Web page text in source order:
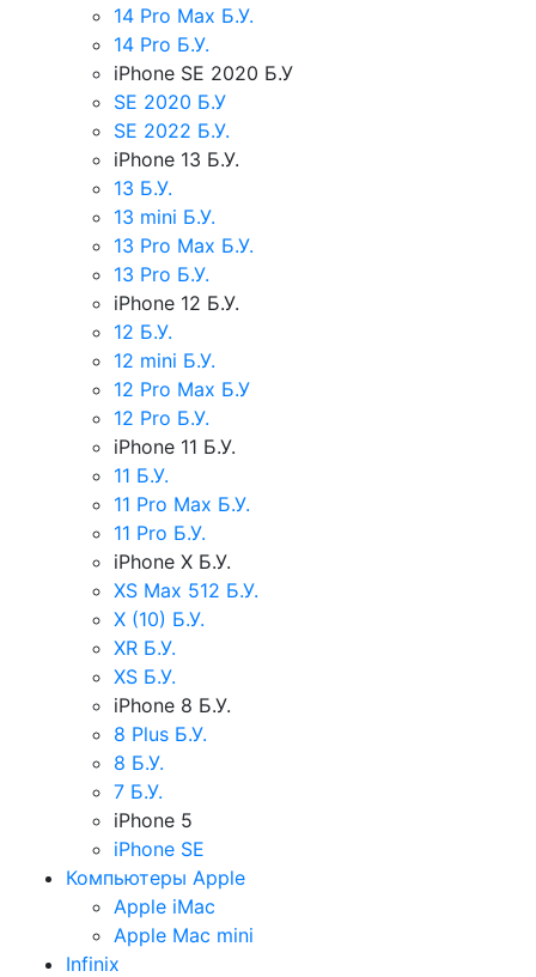
14 Pro Max Б.У.
14 Pro Б.У.
iPhone SE 2020 Б.У
SE 2020 Б.У
SE 2022 Б.У.
iPhone 13 Б.У.
13 Б.У.
13 mini Б.У.
13 Pro Max Б.У.
13 Pro Б.У.
iPhone 12 Б.У.
12 Б.У.
12 mini Б.У.
12 Pro Max Б.У
12 Pro Б.У.
iPhone 11 Б.У.
11 Б.У.
11 Pro Max Б.У.
11 Pro Б.У.
iPhone X Б.У.
XS Max 512 Б.У.
X (10) Б.У.
XR Б.У.
XS Б.У.
iPhone 8 Б.У.
8 Plus Б.У.
8 Б.У.
7 Б.У.
iPhone 5
iPhone SE
Компьютеры Apple
Apple iMac
Apple Mac mini
Infinix